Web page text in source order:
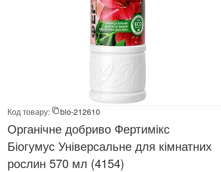
Код товару: bio-212610
Органічне добриво Фертимікс
Біогумус Універсальне для кімнатних
рослин 570 мл (4154)